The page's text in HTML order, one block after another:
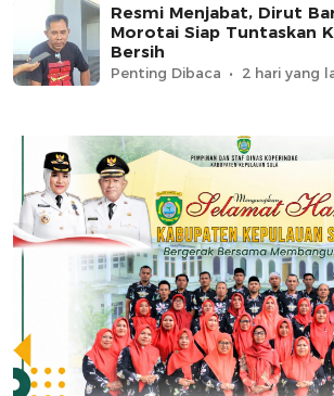
Resmi Menjabat, Dirut
Morotai Siap Tuntaskan
Bersih
Penting Dibaca 2 hari yang